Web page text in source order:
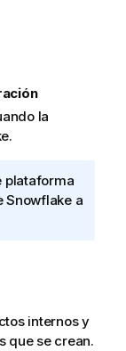
la
.
plataforma
Snowflakea
internos y
que se crean.